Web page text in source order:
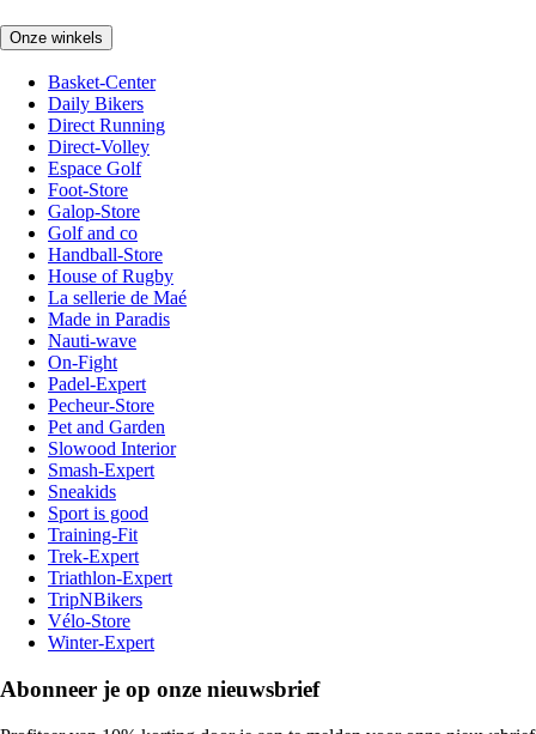
Onze winkels
Basket-Center
Daily Bikers
Direct Running
Direct-Volley
Espace Golf
Foot-Store
Galop-Store
Golf and co
Handball-Store
House of Rugby
La sellerie de Maé
Made in Paradis
Nauti-wave
On-Fight
Padel-Expert
Pecheur-Store
Pet and Garden
Slowood Interior
Smash-Expert
Sneakids
Sport is good
Training-Fit
Trek-Expert
Triathlon-Expert
TripNBikers
Vélo-Store
Winter-Expert
Abonneer je op onze nieuwsbrief